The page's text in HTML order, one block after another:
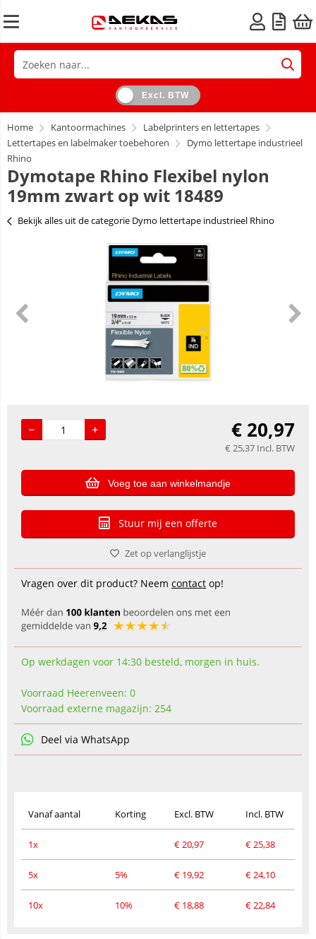
Excl. BTW
Home Kantoormachines
Labelprinters en lettertapes
Lettertapes en labelmaker toebehoren
Dymo lettertape industrieel
Rhino
Dymotape Rhino Flexibel nylon
19mm zwart op wit 18489
Bekijk alles uit de categorie Dymo lettertape industrieel Rhino
€ 20,97
€ 25,37 Incl. BTW
Voeg toe aan winkelmandje
Stuur mij een offerte
Zet op verlanglijstje
Vragen over dit product? Neem contact op!
Op werkdagen voor 14:30 besteld, morgen in huis.
Voorraad Heerenveen: 0
Voorraad externe magazijn: 254
Deel via WhatsApp
Vanaf aantal Korting Excl. BTW Incl. BTW
1x €20,97 €25,38
5x 5% € 19,92 €24,10
10x 10% € 18,88 €22,84